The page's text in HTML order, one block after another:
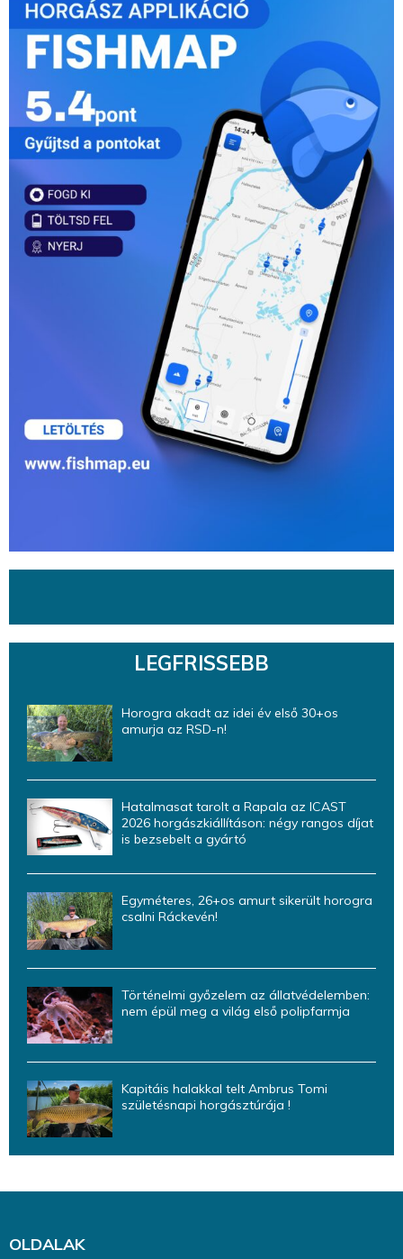
LEGFRISSEBB
Horogra akadt az idei év első 30+os
amurja az RSD-n!
Hatalmasat tarolt a Rapala az ICAST
2026 horgászkiállításon: négy rangos díjat
is bezsebelt a gyártó
Egyméteres, 26+os amurt sikerült horogra
csalni Ráckevén!
Történelmi győzelem az állatvédelemben:
nem épül meg a világ első polipfarmja
Kapitáis halakkal telt Ambrus Tomi
születésnapi horgásztúrája !
OLDALAK